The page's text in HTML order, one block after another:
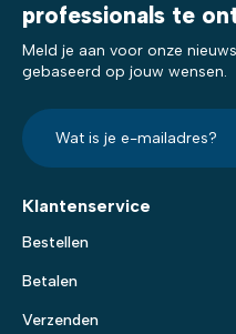
professionals te
Meld je aan voor onze
gebaseerd op jouw wensen.
E-
mailadres?
*
Klantenservice
Bestellen
Betalen
Verzenden